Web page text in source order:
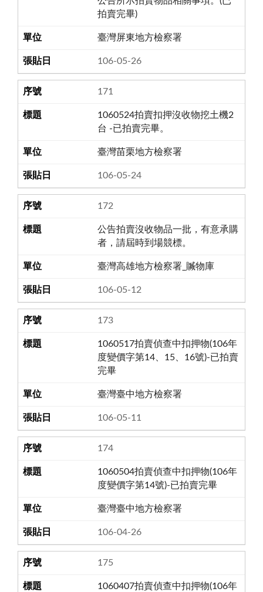
拍賣完畢)
臺灣屏東地方檢察署
106-05-26
171
1060524拍賣扣押沒收物挖土機2
台 -已拍賣完畢。
臺灣苗栗地方檢察署
106-05-24
172
公告拍賣沒收物品一批，有意承購
者，請屆時到場競標。
臺灣高雄地方檢察署_贓物庫
106-05-12
173
1060517拍賣偵查中扣押物(106年
度變價字第14、15、16號)-已拍賣
完畢
臺灣臺中地方檢察署
106-05-11
174
1060504拍賣偵查中扣押物(106年
度變價字第14號)-已拍賣完畢
臺灣臺中地方檢察署
106-04-26
175
1060407拍賣偵查中扣押物(106年